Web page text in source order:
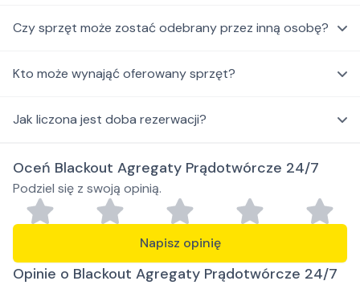
Czy sprzęt może zostać odebrany przez inną osobę?
Kto może wynająć oferowany sprzęt?
Jak liczona jest doba rezerwacji?
Oceń Blackout Agregaty Prądotwórcze 24/7
Podziel się z swoją opinią.
Napisz opinię
Opinie o Blackout Agregaty Prądotwórcze 24/7